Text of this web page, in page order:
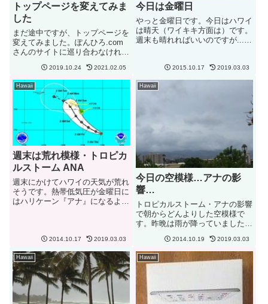
トップページを変えてみま
した
まだ途中ですが、トップページを
変えてみました。ぽんひろ.com
さんのサイトに巡り合わなければ
ジのカスタムは無理でした。あり
がとうございます！当サイトで
色々と試してから姉妹サイトへデ
ザインの移行をしようと思って
い...
2019.10.24 2021.02.05
今日は金曜日
やっと金曜日です。今日はハワイ
は晴天（ワイキキ方面は）です。
週末も晴れればいいのですが....
は晴れていても島の反対側がいつ
も天気が悪いんですよね。なので
ハナウマ湾から先の裏オアフ...
2015.10.17 2019.03.03
Hawaii
週末は荒れ模様・トロピカ
ルストーム ANA
週末にかけてハワイの天気が荒れ
そうです。熱帯低気圧が金曜日に
はハリケーン『アナ』になるよう
らお休み。学校も。オアフ島は今
のところ平常通り....でも水...
2014.10.17 2019.03.03
Hawaii
今日の空模様…アナの影
響…
トロピカルストーム・アナの影響
で朝からどんよりした空模様で
す。昨晩は雨が降っていましたが
降り出しそうな感じ。今晩から明
朝にかけて雨風が強くなるようで
す。週末はのんびり家で過ごすし
2014.10.19 2019.03.03
Hawaii Hawaii